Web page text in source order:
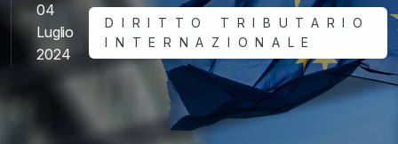
04
Luglio
2024
DIRITTO TRIBUTARIO
INTERNAZIONALE